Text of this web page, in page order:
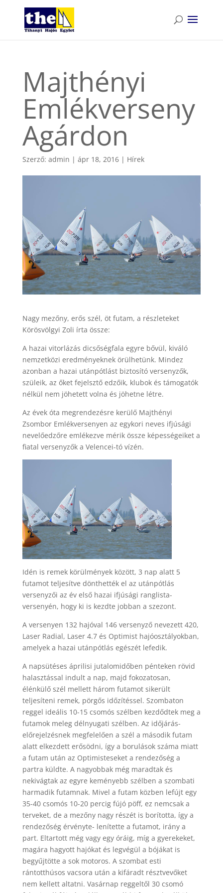
Majthényi
Emlékverseny
Agárdon
Szerző: admin | ápr 18, 2016| Hírek
Nagy mezőny, erős szél, öt futam, a részleteket
Körösvölgyi Zoli írta össze:
A hazai vitorlázás dicsőségfala egyre bővül, kiváló
nemzetközi eredményeknek örülhetünk. Mindez
azonban a hazai utánpótlást biztosító versenyzők,
szüleik, az őket fejelsztő edzőik, klubok és támogatók
nélkül nem jöhetett volna és jöhetne létre.
Az évek óta megrendezésre kerülő Majthényi
Zsombor Emlékversenyen az egykori neves ifjúsági
nevelőedzőre emlékezve mérik össze képességeiket a
fiatal versenyzők a Velencei-tó vízén.
Idén is remek körülmények között, 3 nap alatt 5
futamot teljesítve dönthették el az utánpótlás
versenyzői az év első hazai ifjúsági ranglista-
versenyén, hogy ki is kezdte jobban a szezont.
A versenyen 132 hajóval 146 versenyző nevezett 420,
Laser Radial, Laser 4.7 és Optimist hajóosztályokban,
amelyek a hazai utánpótlás egészét lefedik.
A napsütéses áprilisi jutalomidőben pénteken rövid
halasztással indult a nap, majd fokozatosan,
élénkülő szél mellett három futamot sikerült
teljesíteni remek, pörgős időzítéssel. Szombaton
reggel ideális 10-15 csomós szélben kezdődtek meg a
futamok meleg délnyugati szélben. Az időjárás-
előrejelzésnek megfelelően a szél a második futam
alatt elkezdett erősödni, így a borulások száma miatt
a futam után az Optimisteseket a rendezőség a
partra küldte. A nagyobbak még maradtak és
nekivágtak az egyre keményebb szélben a szombati
harmadik futamnak. Mivel a futam közben lefújt egy
35-40 csomós 10-20 percig fújó pöff, ez nemcsak a
terveket, de a mezőny nagy részét is borította, így a
rendezőség érvényte- lenítette a futamot, irány a
part. Eltartott még vagy egy óráig, míg a gyerekeket,
magára hagyott hajókat és legvégül a bójákat is
begyűjtötte a sok motoros. A szombat esti
rántotthúsos vacsora után a kifáradt résztvevőket
nem kellett altatni. Vasárnap reggeltől 30 csomó